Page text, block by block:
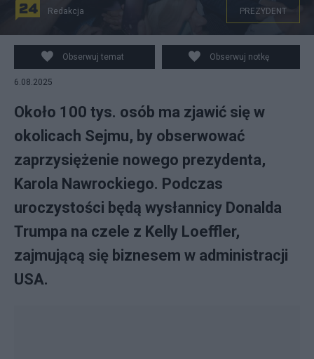
Redakcja PREZYDENT
Obserwuj temat Obserwuj notkę
6.08.2025
Około 100 tys. osób ma zjawić się w
okolicach Sejmu, by obserwować
zaprzysiężenie nowego prezydenta,
Karola Nawrockiego. Podczas
uroczystości będą wysłannicy Donalda
Trumpa na czele z Kelly Loeffler,
zajmującą się biznesem w administracji
USA.